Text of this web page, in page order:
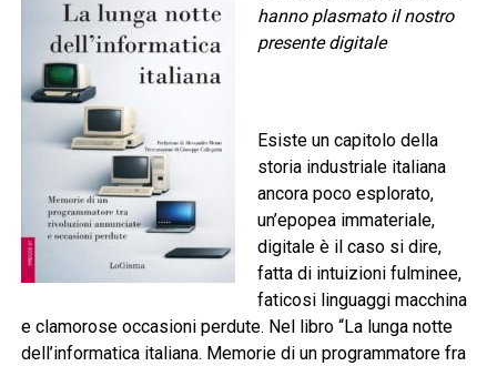
hanno plasmato il nostro
presente digitale
Esiste un capitolo della
storia industriale italiana
ancora poco esplorato,
un’epopea immateriale,
digitale è il caso si dire,
fatta di intuizioni fulminee,
faticosi linguaggi macchina
e clamorose occasioni perdute. Nel libro “La lunga notte
dell’informatica italiana. Memorie di un programmatore fra